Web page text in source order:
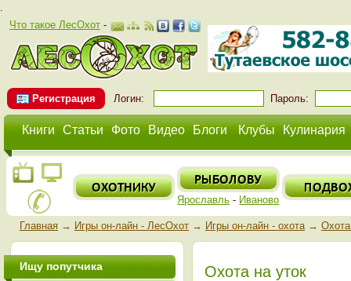
.
Что такое ЛесОхот-
Регистрация Логин: Пароль:
Книги Статьи Фото Видео Блоги Клубы Кулинария
Ярославль - Иваново
Главная→ Игры он-лайн - ЛесОхот→ Игры он-лайн - охота→
Охота на уток
Ищу попутчика